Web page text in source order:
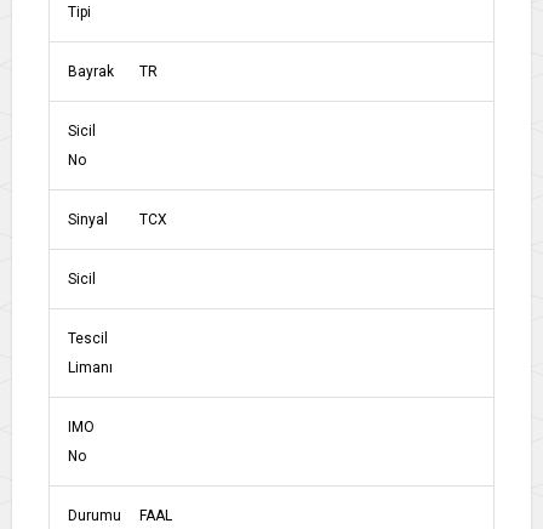
Tipi
Bayrak TR
Sicil
No
Sinyal TCX
Sicil
Tescil
Limanı
IMO
No
Durumu FAAL